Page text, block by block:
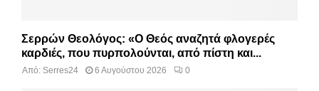
Σερρών Θεολόγος: «Ο Θεός αναζητά φλογερές
καρδιές, που πυρπολούνται, από πίστη και...
Από: Serres24 6 Αυγούστου 2026 0